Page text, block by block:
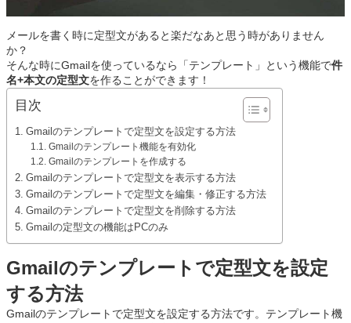
メールを書く時に定型文があると楽だなあと思う時がありません
か？
そんな時にGmailを使っているなら「テンプレート」という機能で件
名+本文の定型文を作ることができます！
目次
Gmailのテンプレートで定型文を設定する方法
Gmailのテンプレート機能を有効化
Gmailのテンプレートを作成する
Gmailのテンプレートで定型文を表示する方法
Gmailのテンプレートで定型文を編集・修正する方法
Gmailのテンプレートで定型文を削除する方法
Gmailの定型文の機能はPCのみ
Gmailのテンプレートで定型文を設定
する方法
Gmailのテンプレートで定型文を設定する方法です。テンプレート機